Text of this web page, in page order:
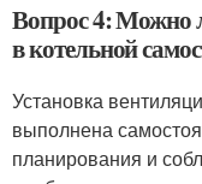
Вопрос 4: Можно
в котельной
Установка
выполнена
планирования и